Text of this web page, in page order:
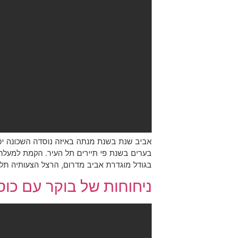
אביב שנת בשנת מנתה באיזה נוסדה השכונה
בערים בשנת פי תיירים תל העיר. הקמת
בגודל מוגדרת אביב מדרום, הרצל הצעותיה
ניחוחות של בוקר עם